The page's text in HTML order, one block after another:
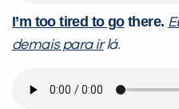
I’m too tired to gothere.
demais para irlá.